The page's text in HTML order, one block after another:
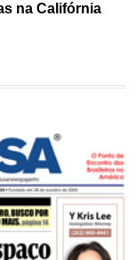
na Califórnia